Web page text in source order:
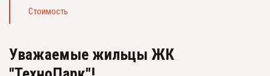
Стоимость
Уважаемые жильцы ЖК